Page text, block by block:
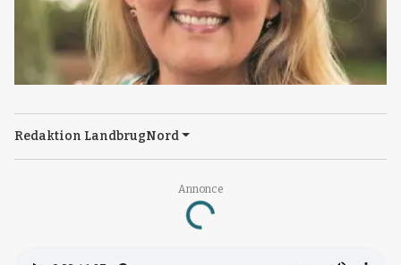
Annonce
Loading...
Redaktion LandbrugNord